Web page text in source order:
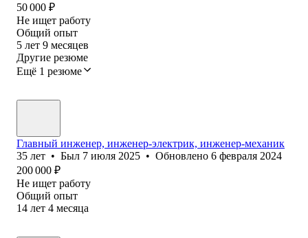
50 000 ₽
Не ищет работу
Общий опыт
5 лет 9 месяцев
Другие резюме
Ещё 1 резюме
Главный инженер, инженер-электрик, инженер-механик
35 лет • Был 7 июля 2025 • Обновлено 6 февраля 2024
200 000 ₽
Не ищет работу
Общий опыт
14 лет 4 месяца